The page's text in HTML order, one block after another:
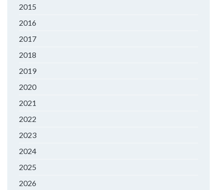
2015
2016
2017
2018
2019
2020
2021
2022
2023
2024
2025
2026